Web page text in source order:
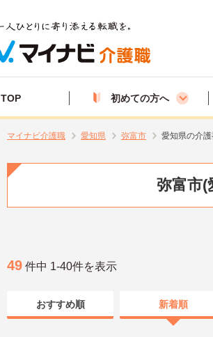
TOP 初めての方へ
マイナビ介護職 愛知県 弥富市 愛知県の介
弥富市(
49 件中 1-40件を表示
おすすめ順 新着順